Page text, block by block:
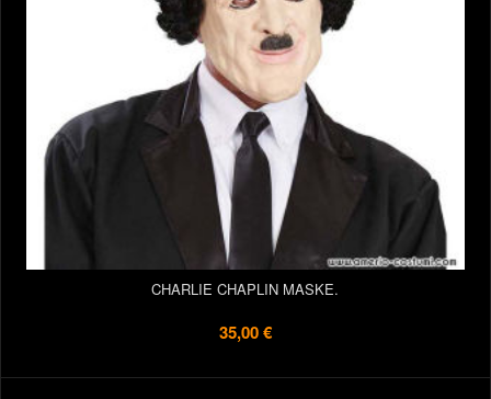
CHARLIE CHAPLIN MASKE.
35,00 €